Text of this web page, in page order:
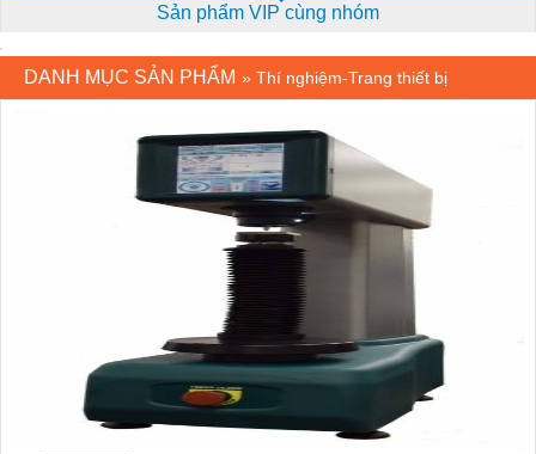
Sản phẩm VIP cùng nhóm
DANH MỤC SẢN PHẨM » Thí nghiệm-Trang thiết bị